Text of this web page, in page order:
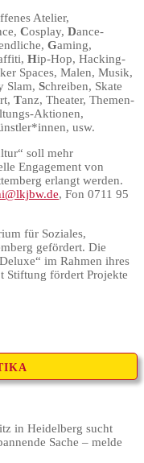
Atelier,
Cosplay, Dance-
Gaming,
Hip-Hop, Hacking-
Spaces, Malen, Musik,
Slam, Schreiben, Skate
Tanz, Theater, Themen-
Aktionen,
usw.
soll mehr
Engagement von
erlangt werden.
, Fon 0711 95
für Soziales,
gefördert. Die
im Rahmen ihres
Stiftung fördert Projekte
in Heidelberg sucht
Sache – melde